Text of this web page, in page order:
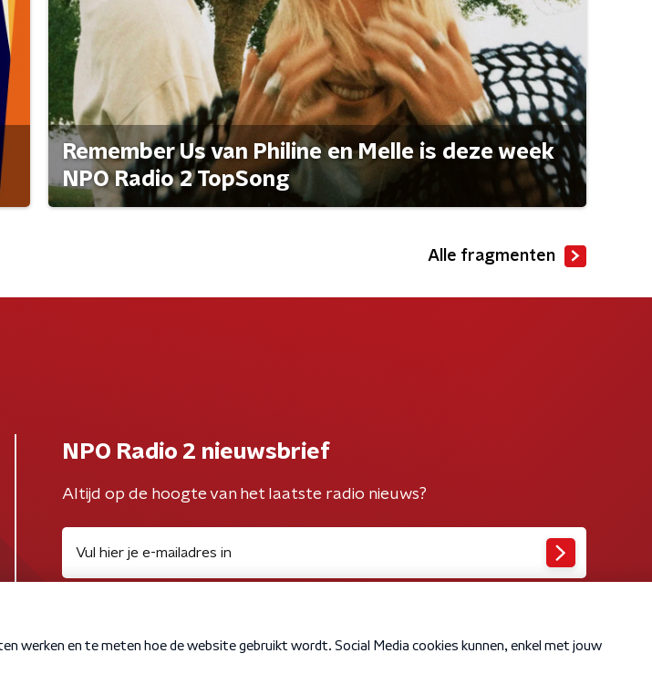
Remember Us van Philine en Melle is deze week
NPO Radio 2 TopSong
Alle fragmenten
NPO Radio 2 nieuwsbrief
Altijd op de hoogte van het laatste radio nieuws?